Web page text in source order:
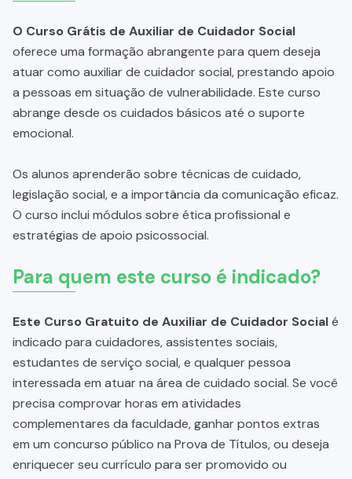
O Curso Grátis de Auxiliar de Cuidador Social
oferece uma formação abrangente para quem deseja
atuar como auxiliar de cuidador social, prestando apoio
a pessoas em situação de vulnerabilidade. Este curso
abrange desde os cuidados básicos até o suporte
emocional.
Os alunos aprenderão sobre técnicas de cuidado,
legislação social, e a importância da comunicação eficaz.
O curso inclui módulos sobre ética profissional e
estratégias de apoio psicossocial.
Para quem este curso é indicado?
Este Curso Gratuito de Auxiliar de Cuidador Socialé
indicado para cuidadores, assistentes sociais,
estudantes de serviço social, e qualquer pessoa
interessada em atuar na área de cuidado social. Se você
precisa comprovar horas em atividades
complementares da faculdade, ganhar pontos extras
em um concurso público na Prova de Títulos, ou deseja
enriquecer seu currículo para ser promovido ou